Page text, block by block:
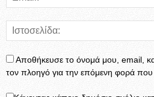
Αποθήκευσε το όνομά μου, email,
τον πλοηγό για την επόμενη φορά